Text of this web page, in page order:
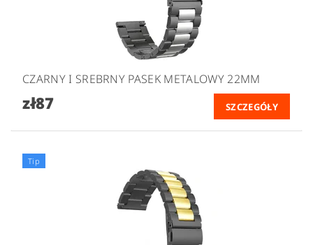
CZARNY I SREBRNY PASEK METALOWY 22MM
zł87 SZCZEGÓŁY
Tip